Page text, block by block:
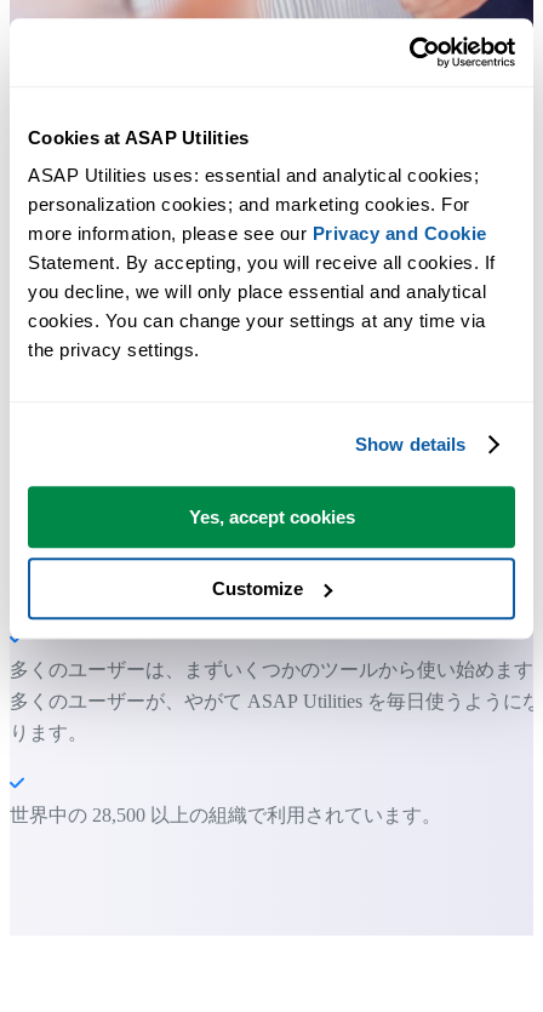
Cookies at ASAP Utilities
ASAP Utilities uses: essential and analytical cookies;
personalization cookies; and marketing cookies. For
more information, please see our Privacy and Cookie
Statement. By accepting, you will receive all cookies. If
you decline, we will only place essential and analytical
cookies. You can change your settings at any time via
the privacy settings.
Show details
Yes, accept cookies
Customize
多くの Excel ユーザーが Excel に標準搭載してほしい実用的な
ツール。
すぐに使い始められます。トレーニングは必要ありません。
多くのユーザーは、まずいくつかのツールから使い始めます
多くのユーザーが、やがて ASAP Utilities を毎日使うようにな
ります。
世界中の 28,500 以上の組織で利用されています。